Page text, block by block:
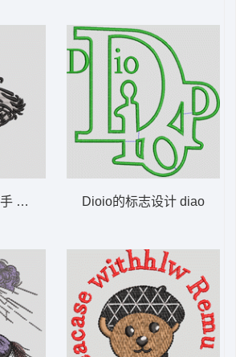
西部牛仔 马 骑马 poloDioio的标志设计 diao